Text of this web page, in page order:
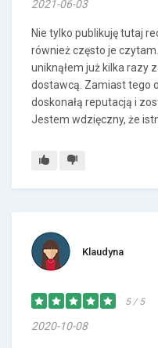
2021-06-03
Nie tylko publikuję tutaj
również często je
uniknąłem już kilka razy
dostawcą. Zamiast tego
doskonałą reputacją i
Jestem wdzięczny, że
Klaudyna
5 / 5
2020-10-08